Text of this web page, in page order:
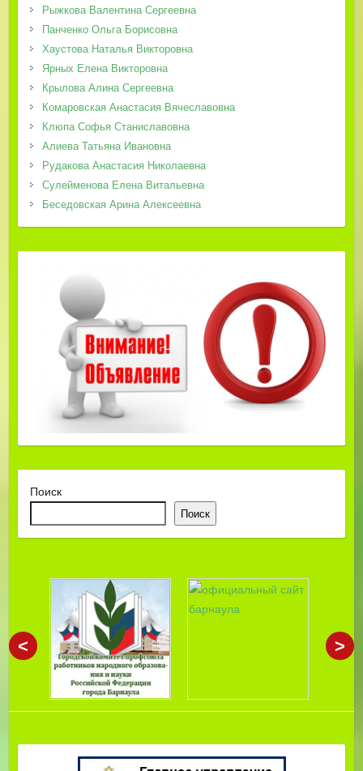
Рыжкова Валентина Сергеевна
Панченко Ольга Борисовна
Хаустова Наталья Викторовна
Ярных Елена Викторовна
Крылова Алина Сергеевна
Комаровская Анастасия Вячеславовна
Клюпа Софья Станиславовна
Алиева Татьяна Ивановна
Рудакова Анастасия Николаевна
Сулейменова Елена Витальевна
Беседовская Арина Алексеевна
Поиск
Поиск
< >